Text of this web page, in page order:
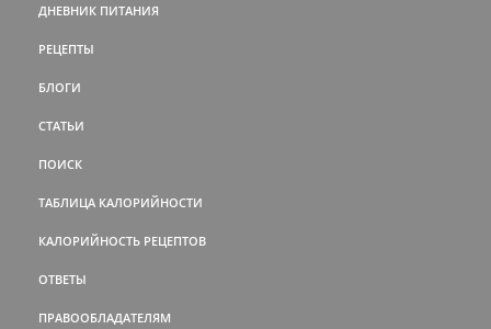
ДНЕВНИК ПИТАНИЯ
РЕЦЕПТЫ
БЛОГИ
СТАТЬИ
ПОИСК
ТАБЛИЦА КАЛОРИЙНОСТИ
КАЛОРИЙНОСТЬ РЕЦЕПТОВ
ОТВЕТЫ
ПРАВООБЛАДАТЕЛЯМ